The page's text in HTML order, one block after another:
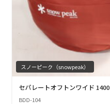
スノーピーク（snowpeak）
セパレートオフトンワイド 1400
BDD-104